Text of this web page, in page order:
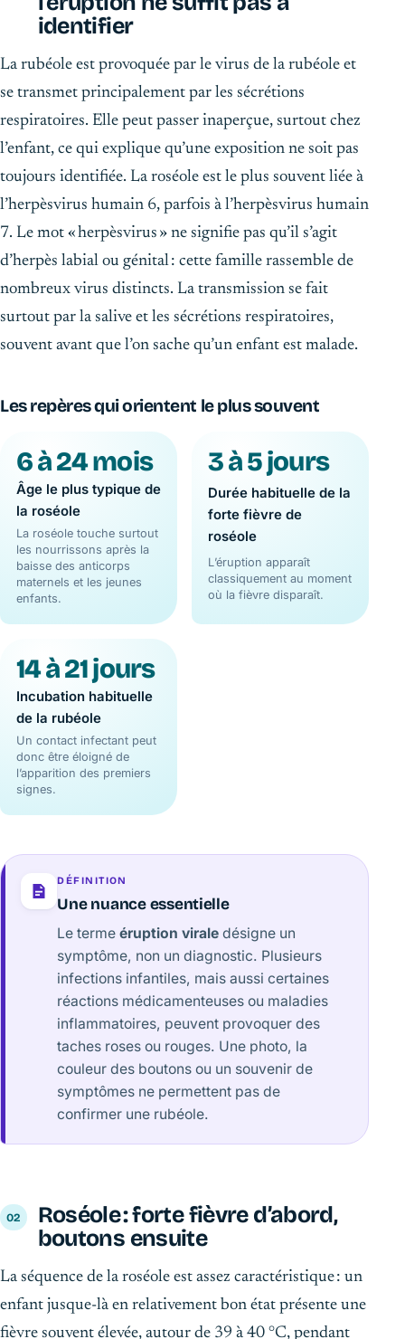
identifier
La rubéole est provoquée par le virus de la rubéole et
se transmet principalement par les sécrétions
respiratoires. Elle peut passer inaperçue, surtout chez
l’enfant, ce qui explique qu’une exposition ne soit pas
toujours identifiée. La roséole est le plus souvent liée à
l’herpèsvirus humain 6, parfois à l’herpèsvirus humain
7. Le mot « herpèsvirus » ne signifie pas qu’il s’agit
d’herpès labial ou génital : cette famille rassemble de
nombreux virus distincts. La transmission se fait
surtout par la salive et les sécrétions respiratoires,
souvent avant que l’on sache qu’un enfant est malade.
Les repères qui orientent le plus souvent
6 à 24 mois
Âge le plus typique de
la roséole
La roséole touche surtout
les nourrissons après la
baisse des anticorps
maternels et les jeunes
enfants.
3 à 5 jours
Durée habituelle de la
forte fièvre de
roséole
L’éruption apparaît
classiquement au moment
où la fièvre disparaît.
14 à 21 jours
Incubation habituelle
de la rubéole
Un contact infectant peut
donc être éloigné de
l’apparition des premiers
signes.
DÉFINITION
Une nuance essentielle
Le termeéruption virale désigne un
symptôme, non un diagnostic. Plusieurs
infections infantiles, mais aussi certaines
réactions médicamenteuses ou maladies
inflammatoires, peuvent provoquer des
taches roses ou rouges. Une photo, la
couleur des boutons ou un souvenir de
symptômes ne permettent pas de
confirmer une rubéole.
Roséole : forte fièvre d’abord,
boutons ensuite
La séquence de la roséole est assez caractéristique : un
enfant jusque-là en relativement bon état présente une
fièvre souvent élevée, autour de 39 à 40 °C, pendant